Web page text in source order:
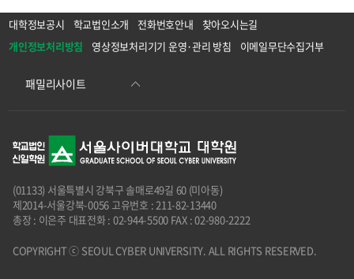
대학정보공시 학교법인소개 전화번호안내
찾아오시는길
개인정보처리방침
영상정보처리기기 운영·관리 방침 이메일무단수집거부
(01133) 서울특별시 강북구 솔매로49길 60 (미아동)
제2014-서울강북-0056 고유번호 : 211-82-13440
총장 : 이은주 대표전화 : 02-944-5500 FAX : 02-980-2222
COPYRIGHT ⓒ SEOUL CYBER UNIVERSITY. ALL RIGHTS RESERVED.